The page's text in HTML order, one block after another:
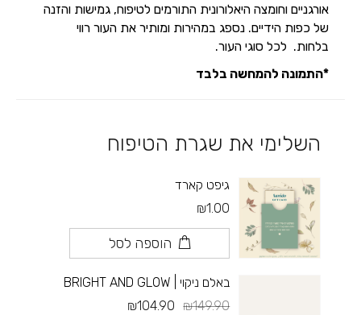
אורגניים וחומצה היאלורונית התורמים לטיפוח, גמישות והזנה
של כפות הידיים. נספג במהירות ומותיר את העור רווי
בלחות. לכל סוגי העור.
*התמונה להמחשה בלבד
השלימי את שגרת הטיפוח
גיפט קארד
₪1.00
הוספה לסל
באלם ניקוי | BRIGHT AND GLOW
₪149.90
₪104.90